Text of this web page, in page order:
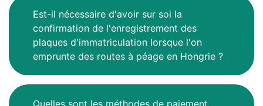
Est-il nécessaire d'avoir sur soi la
confirmation de l'enregistrement des
plaques d'immatriculation lorsque l'on
emprunte des routes à péage en Hongrie ?
Quelles sont les méthodes de paiement